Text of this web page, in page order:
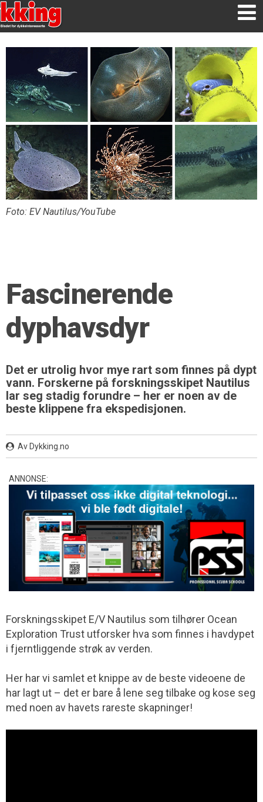
Foto: EV Nautilus/YouTube
Fascinerende
dyphavsdyr
Det er utrolig hvor mye rart som finnes på dypt
vann. Forskerne på forskningsskipet Nautilus
lar seg stadig forundre – her er noen av de
beste klippene fra ekspedisjonen.
Av Dykking.no
ANNONSE:
Forskningsskipet E/V Nautilus som tilhører Ocean
Exploration Trust utforsker hva som finnes i havdypet
i fjerntliggende strøk av verden.
Her har vi samlet et knippe av de beste videoene de
har lagt ut – det er bare å lene seg tilbake og kose seg
med noen av havets rareste skapninger!